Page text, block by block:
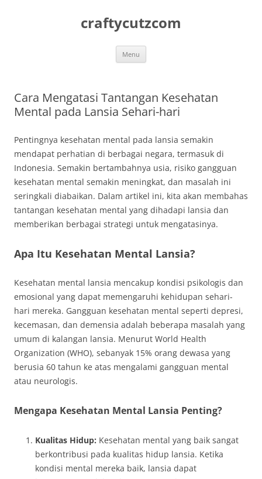
craftycutzcom
Menu
Cara Mengatasi Tantangan Kesehatan
Mental pada Lansia Sehari-hari
Pentingnya kesehatan mental pada lansia semakin
mendapat perhatian di berbagai negara, termasuk di
Indonesia. Semakin bertambahnya usia, risiko gangguan
kesehatan mental semakin meningkat, dan masalah ini
seringkali diabaikan. Dalam artikel ini, kita akan membahas
tantangan kesehatan mental yang dihadapi lansia dan
memberikan berbagai strategi untuk mengatasinya.
Apa Itu Kesehatan Mental Lansia?
Kesehatan mental lansia mencakup kondisi psikologis dan
emosional yang dapat memengaruhi kehidupan sehari-
hari mereka. Gangguan kesehatan mental seperti depresi,
kecemasan, dan demensia adalah beberapa masalah yang
umum di kalangan lansia. Menurut World Health
Organization (WHO), sebanyak 15% orang dewasa yang
berusia 60 tahun ke atas mengalami gangguan mental
atau neurologis.
Mengapa Kesehatan Mental Lansia Penting?
Kualitas Hidup: Kesehatan mental yang baik sangat
berkontribusi pada kualitas hidup lansia. Ketika
kondisi mental mereka baik, lansia dapat